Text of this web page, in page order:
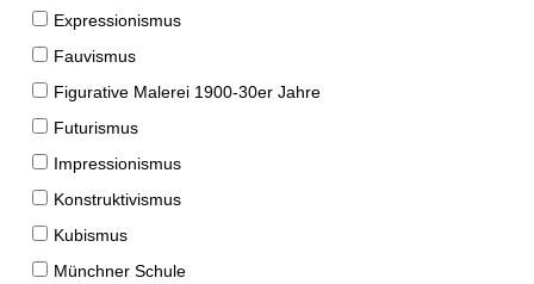
Expressionismus
Fauvismus
Figurative Malerei 1900-30er Jahre
Futurismus
Impressionismus
Konstruktivismus
Kubismus
Münchner Schule